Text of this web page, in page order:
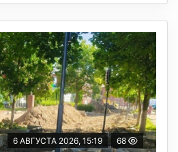
6 АВГУСТА 2026, 15:19 68